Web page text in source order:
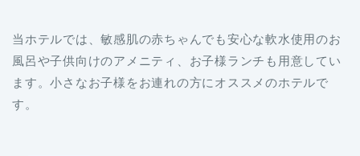
当ホテルでは、敏感肌の赤ちゃんでも安心な軟水使用のお
風呂や子供向けのアメニティ、お子様ランチも用意してい
ます。小さなお子様をお連れの方にオススメのホテルで
す。